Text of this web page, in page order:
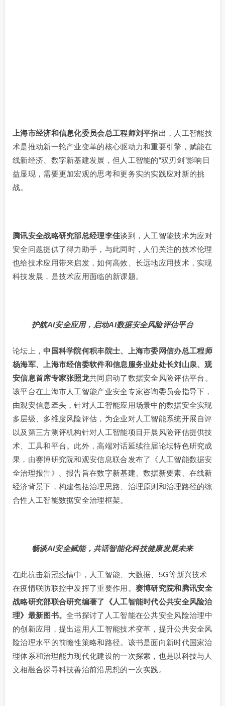
上海市经济和信息化委员会总工程师刘平指出，人工智能技
术是推动新一轮产业变革的核心驱动力和重要引擎，赋能在
线新经济、数字新基建发展，但人工智能的“双刃剑”影响日
益显现，需要更加宏观的思考和更务实的实践应对新的挑
战。
腾讯安全战略研究部总经理李佳谈到，人工智能技术为应对
安全问题提供了得力助手，与此同时，人们关注的技术伦理
也给技术应用带来启发，如何高效、长远地应用技术，实现
科技发展，是技术应用面临的新课题。
护航AI安全应用，启动AI数据安全风险评估平台
论坛上，中国科学院何积丰院士、上海市委网信办总工程师
杨海军、上海市经信委软件和信息服务业处处长刘山泉、观
安信息首席专家张照龙共同启动了数据安全风险评估平台。
该平台在上海市人工智能产业安全专家咨询委员会指导下，
由观安信息牵头，针对人工智能应用场景中的数据安全实现
多层级、多维度风险评估，为企业对人工智能系统开展自评
以及第三方测评机构针对人工智能项目开展风险评估提供技
术、工具和平台。此外，高端对话延续往届论坛特色研究成
果，由赛博研究院和观安信息联合发布了《人工智能数据安
全治理报告》。报告旨在数字新基建、数据新要素、在线新
经济背景下，构建包括治理思路、治理原则和治理路径的综
合性人工智能数据安全治理框架。
畅谈AI安全赋能，共话智能化科技健康发展未来
在此抗击新冠疫情中，人工智能、大数据、5G等新兴技术
在疫情联防联控中发挥了重要作用。 赛博研究院和腾讯安全
战略研究部联合研究编著了《人工智能时代公共安全风险治
理》最新图书。全书探讨了人工智能在公共安全风险治理中
的创新应用，提出运用人工智能技术变革，提升公共安全风
险治理水平的前瞻性策略和路径。该书是面向新时代国家治
理体系和治理能力现代化建设的一次探索，也是以科技与人
文相融合探寻科技善治前沿思想的一次实践。